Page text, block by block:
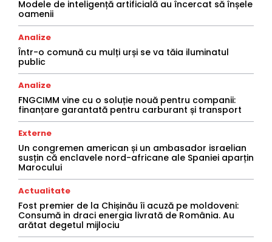
Modele de inteligență artificială au încercat să înșele
oamenii
Analize
Într-o comună cu mulți urși se va tăia iluminatul
public
Analize
FNGCIMM vine cu o soluție nouă pentru companii:
finanțare garantată pentru carburant și transport
Externe
Un congremen american și un ambasador israelian
susțin că enclavele nord-africane ale Spaniei aparțin
Marocului
Actualitate
Fost premier de la Chișinău îi acuză pe moldoveni:
Consumă in draci energia livrată de România. Au
arătat degetul mijlociu